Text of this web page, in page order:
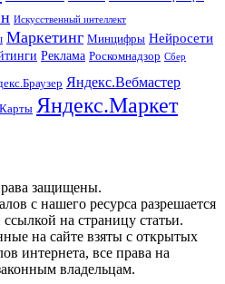
Искусственный интеллект
Маркетинг Минцифры Нейросети
Реклама Роскомнадзор Сбер
Яндекс.Вебмастер
Яндекс.Маркет
защищены.
с нашего ресурса разрешается
на страницу статьи.
на сайте взяты с открытых
интернета, все права на
владельцам.